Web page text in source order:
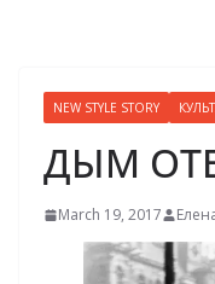
NEW STYLE STORY
ДЫМ
March 19, 2017